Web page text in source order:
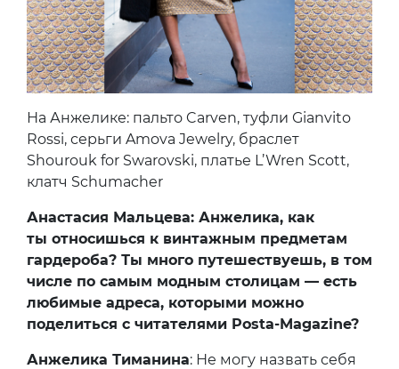
На Анжелике: пальто Carven, туфли Gianvito
Rossi, серьги Amova Jewelry, браслет
Shourouk for Swarovski, платье L’Wren Scott,
клатч Schumacher
Анастасия Мальцева: Анжелика, как
ты относишься к винтажным предметам
гардероба? Ты много путешествуешь, в том
числе по самым модным столицам — есть
любимые адреса, которыми можно
поделиться с читателями Posta-Magazine?
Анжелика Тиманина: Не могу назвать себя